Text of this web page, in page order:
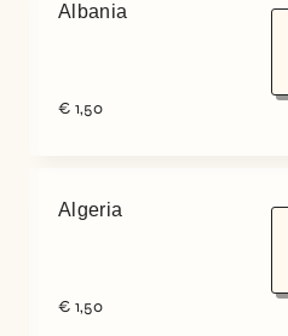
Albania
€ 1,50
Algeria
€ 1,50